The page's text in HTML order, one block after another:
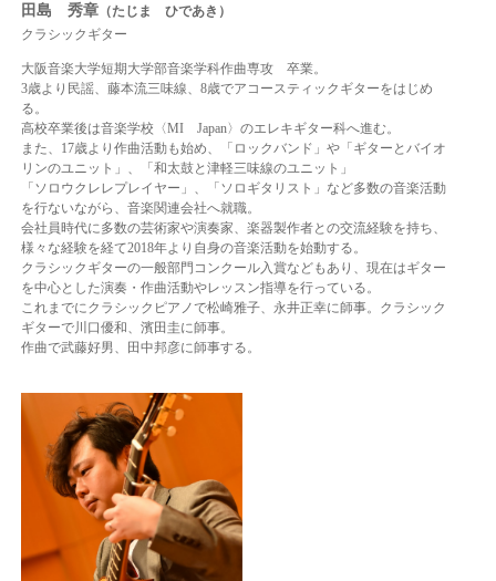
田島 秀章（たじま ひであき）
クラシックギター
大阪音楽大学短期大学部音楽学科作曲専攻 卒業。
3歳より民謡、藤本流三味線、8歳でアコースティックギターをはじめ
る。
高校卒業後は音楽学校〈MI Japan〉のエレキギター科へ進む。
また、17歳より作曲活動も始め、「ロックバンド」や「ギターとバイオ
リンのユニット」、「和太鼓と津軽三味線のユニット」
「ソロウクレレプレイヤー」、「ソロギタリスト」など多数の音楽活動
を行ないながら、音楽関連会社へ就職。
会社員時代に多数の芸術家や演奏家、楽器製作者との交流経験を持ち、
様々な経験を経て2018年より自身の音楽活動を始動する。
クラシックギターの一般部門コンクール入賞などもあり、現在はギター
を中心とした演奏・作曲活動やレッスン指導を行っている。
これまでにクラシックピアノで松崎雅子、永井正幸に師事。クラシック
ギターで川口優和、濱田圭に師事。
作曲で武藤好男、田中邦彦に師事する。